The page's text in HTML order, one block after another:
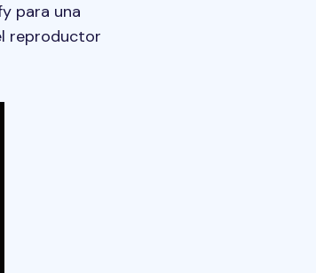
para una
reproductor